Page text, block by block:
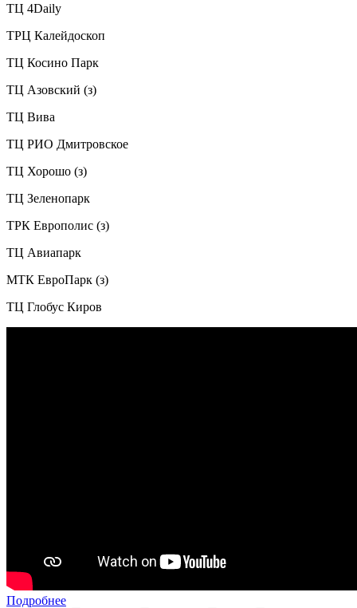
ТЦ 4Daily
ТРЦ Калейдоскоп
ТЦ Косино Парк
ТЦ Азовский (з)
ТЦ Вива
ТЦ РИО Дмитровское
ТЦ Хорошо (з)
ТЦ Зеленопарк
ТРК Европолис (з)
ТЦ Авиапарк
МТК ЕвроПарк (з)
ТЦ Глобус Киров
Подробнее